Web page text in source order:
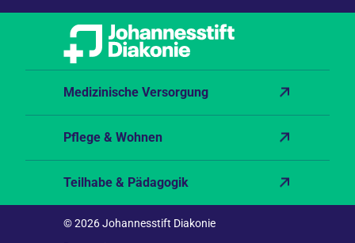
Medizinische Versorgung
Pflege & Wohnen
Teilhabe & Pädagogik
© 2026 Johannesstift Diakonie